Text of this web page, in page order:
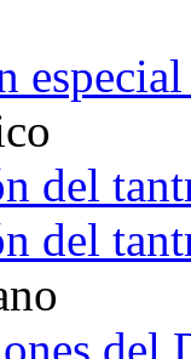
del
del